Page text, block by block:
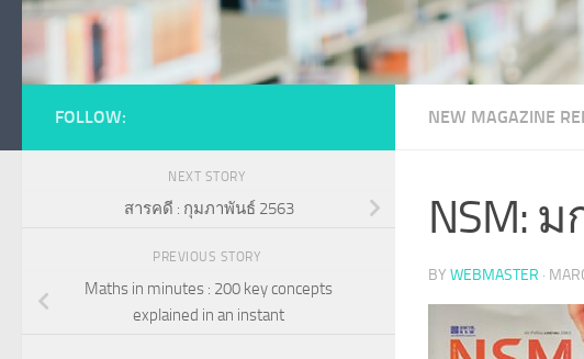
NEW MAGAZINE
NSM:
BY WEBMASTER ·
FOLLOW:
NEXT STORY
สารคดี : กุมภาพันธ์ 2563
PREVIOUS STORY
Maths in minutes : 200 key concepts
explained in an instant